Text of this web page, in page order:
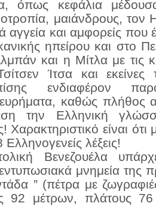
όπως κεφάλια
μαιάνδρους,
αγγεία και αμφορείς που
ηπείρου και στο
και η Μίτλα με τις
Ίτσα και
ενδιαφέρον
καθώς πλήθος
την Ελληνική
Χαρακτηριστικό είναι
λέξεις!
Βενεζουέλα
εντυπωσιακά μνημεία της
” (πέτρα με
92 μέτρων, πλάτους 76